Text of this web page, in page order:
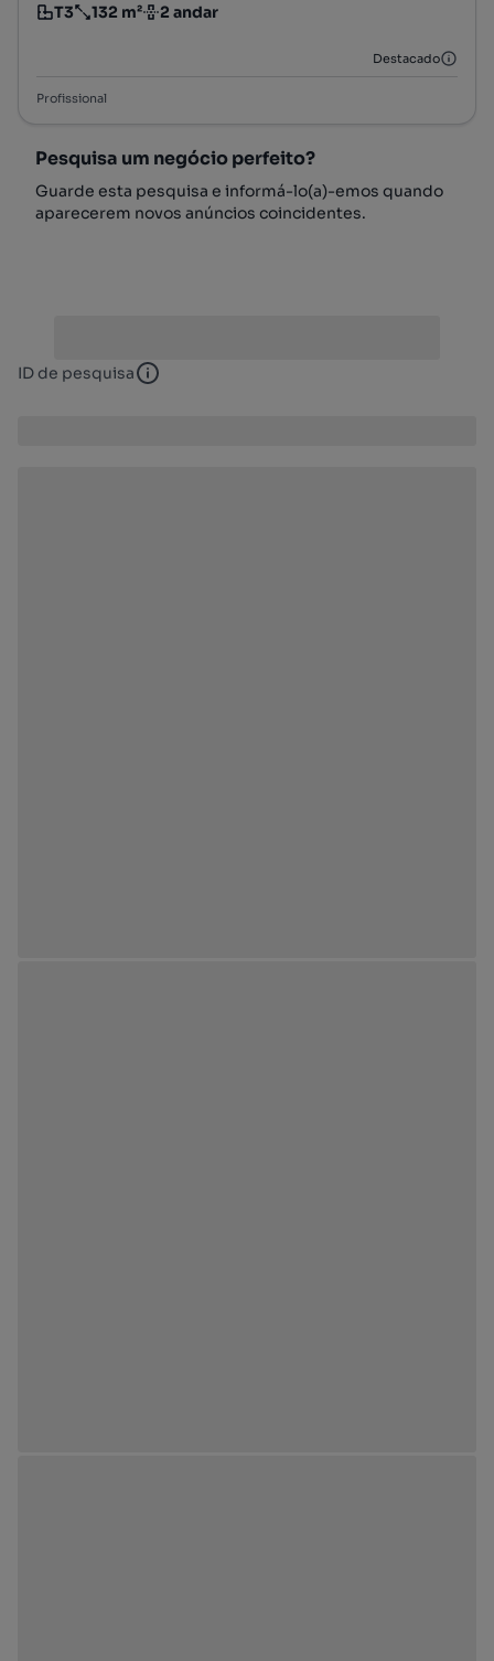
Tipologia
T3
Preço por metro quadrado
132 m²
Andar 2 andar
Destacado
Profissional
Pesquisa um negócio perfeito?
Guarde esta pesquisa e informá-lo(a)-emos quando
aparecerem novos anúncios coincidentes.
ID de pesquisa ID de pesquisa